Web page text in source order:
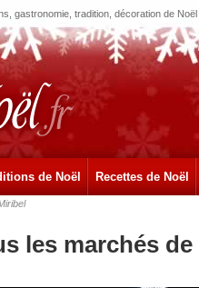
gastronomie, tradition, décoration de Noël
de Noël Recettes de Noël
les marchés de